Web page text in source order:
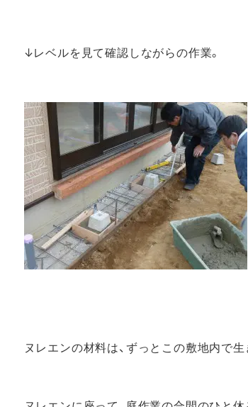
↓レベルを見て確認しながらの作業。
ヌレエンの材料は、ずっとこの敷地内で